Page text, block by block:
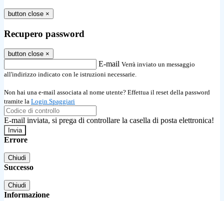
button close ×
Recupero password
button close ×
E-mail Verrà inviato un messaggio
all'indirizzo indicato con le istruzioni necessarie.
Non hai una e-mail associata al nome utente? Effettua il reset della password
tramite la Login Spaggiari
E-mail inviata, si prega di controllare la casella di posta elettronica!
Errore
Chiudi
Successo
Chiudi
Informazione